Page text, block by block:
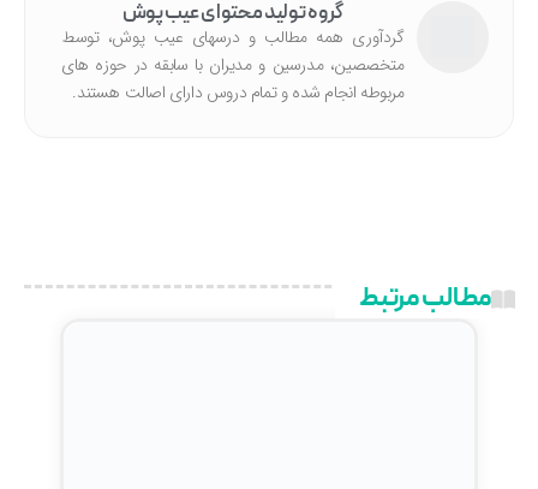
گروه تولید محتوای عیب پوش
گردآوری همه مطالب و درسهای عیب پوش، توسط
متخصصین، مدرسین و مدیران با سابقه در حوزه های
مربوطه انجام شده‌ و تمام دروس دارای اصالت هستند.
مطالب مرتبط